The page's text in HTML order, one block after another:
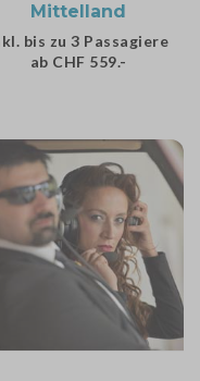
Mittelland
bis zu 3 Passagiere
ab CHF 559.-